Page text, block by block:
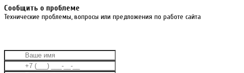
Cообщить о проблеме
Технические проблемы, вопросы или предложения по работе сайта